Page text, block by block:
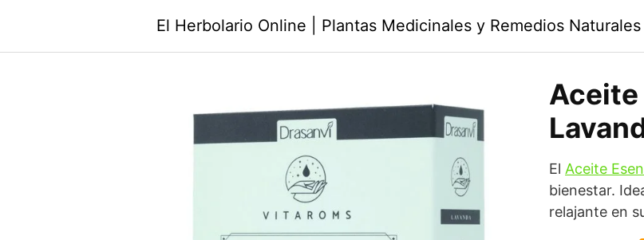
El Herbolario Online | Plantas Medicinales y Remedios Naturales
Aceite
El Aceite
bienestar.
relajante en